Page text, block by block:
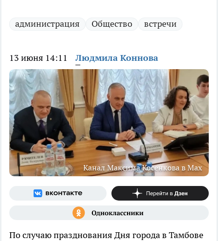
администрация Общество встречи
13 июня 14:11 Людмила Коннова
Канал Максима Косенкова в Max
По случаю празднования Дня города в Тамбове